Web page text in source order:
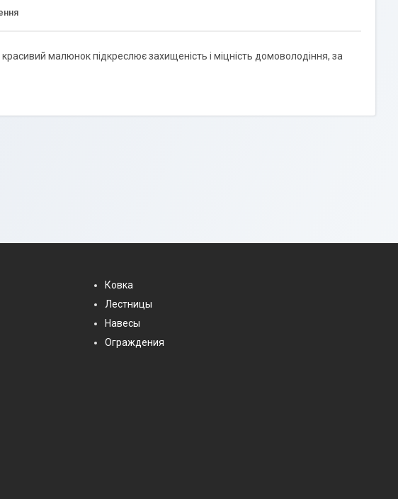
малюнок підкреслює захищеність і міцність домоволодіння, за
Ковка
Лестницы
Навесы
Ограждения